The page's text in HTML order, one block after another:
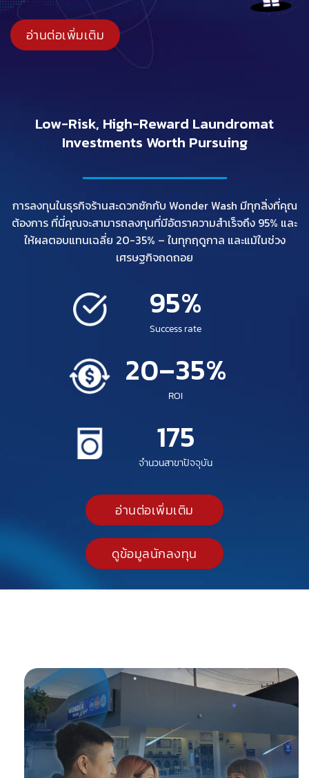
อ่านต่อเพิ่มเติม
Low-Risk, High-Reward Laundromat
Investments Worth Pursuing
การลงทุนในธุรกิจร้านสะดวกซักกับ Wonder Wash มีทุกสิ่งที่คุณ
ต้องการ ที่นี่คุณจะสามารถลงทุนที่มีอัตราความสำเร็จถึง 95% และ
ให้ผลตอบแทนเฉลี่ย 20-35% – ในทุกฤดูกาล และแม้ในช่วง
เศรษฐกิจถดถอย
95%
Success rate
20–35%
ROI
175
จำนวนสาขาปัจจุบัน
อ่านต่อเพิ่มเติม
ดูข้อมูลนักลงทุน